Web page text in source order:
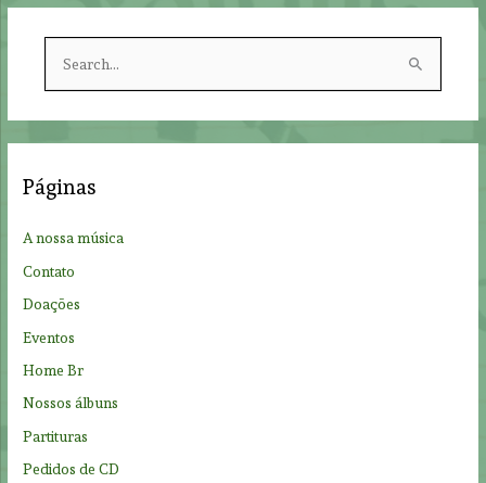
h
:
Páginas
A nossa música
Contato
Doações
Eventos
Home Br
Nossos álbuns
Partituras
Pedidos de CD